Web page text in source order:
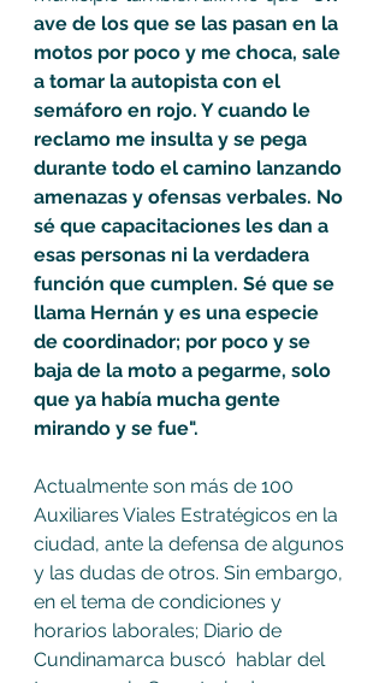
ave de los que se las pasan en la
motos por poco y me choca, sale
a tomar la autopista con el
semáforo en rojo. Y cuando le
reclamo me insulta y se pega
durante todo el camino lanzando
amenazas y ofensas verbales. No
sé que capacitaciones les dan a
esas personas ni la verdadera
función que cumplen. Sé que se
llama Hernán y es una especie
de coordinador; por poco y se
baja de la moto a pegarme, solo
que ya había mucha gente
mirando y se fue".
Actualmente son más de 100
Auxiliares Viales Estratégicos en la
ciudad, ante la defensa de algunos
y las dudas de otros. Sin embargo,
en el tema de condiciones y
horarios laborales; Diario de
Cundinamarca buscó  hablar del